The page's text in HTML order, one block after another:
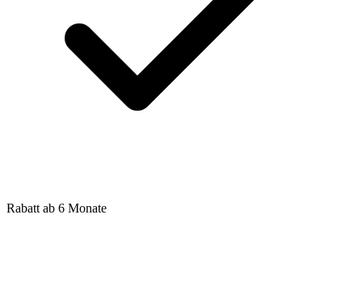
Rabatt ab 6 Monate